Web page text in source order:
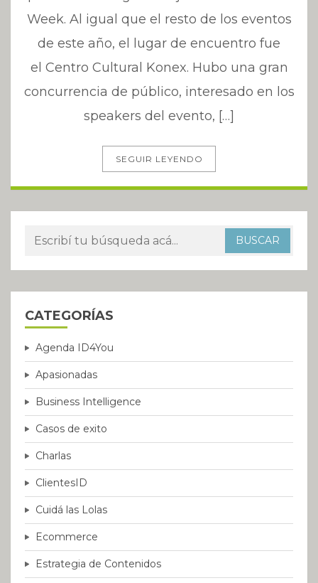
Week. Al igual que el resto de los eventos
de este año, el lugar de encuentro fue
el Centro Cultural Konex. Hubo una gran
concurrencia de público, interesado en los
speakers del evento, […]
SEGUIR LEYENDO
CATEGORÍAS
Agenda ID4You
Apasionadas
Business Intelligence
Casos de exito
Charlas
ClientesID
Cuidá las Lolas
Ecommerce
Estrategia de Contenidos